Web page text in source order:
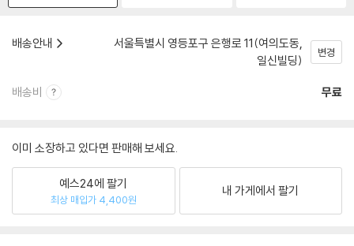
배송안내
서울특별시 영등포구 은행로 11(여의도동,
일신빌딩)
변경
배송비 무료
이미 소장하고 있다면 판매해 보세요.
예스24에 팔기
최상 매입가 4,400원
내 가게에서 팔기